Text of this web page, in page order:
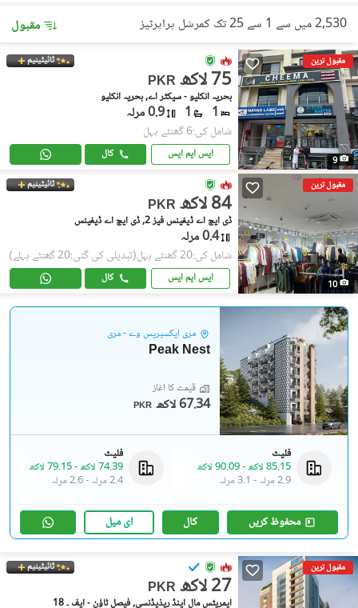
2,530 میں سے 1 سے 25 تک کمرشل پراپرٹیز مقبول
مقبول ترین
9
ٹائیٹینیم
PKR 75 لاکھ
بحریہ انکلیو - سیکٹر اے, بحریہ انکلیو
1
1 0.9 مرلہ
شامل کی:6 گھنٹے پہل
ایس ایم ایس کال
مقبول ترین
10
ٹائیٹینیم
PKR 84 لاکھ
ڈی ایچ اے ڈیفینس فیز 2, ڈی ایچ اے ڈیفینس
0.4 مرلہ
شامل کی:20 گھنٹے پہل (تبدیلی کی گئی:20 گھنٹے پہلے)
ایس ایم ایس کال
مری ایکسپریس وے - مری
Peak Nest
قیمت کا آغاز
PKR 67.34 لاکھ
فلیٹ
85.15 لاکھ
-90.09 لاکھ
2.9 مرلہ
- 3.1 مرلہ
فلیٹ
74.39 لاکھ
-79.15 لاکھ
2.4 مرلہ
-2.6 مرلہ
محفوظ کریں کال ای میل
مقبول ترین ٹائیٹینیم
PKR 27 لاکھ
ایمریٹس مال اینڈ ریذیڈنسی, فیصل ٹاؤن - ایف ۔ 18